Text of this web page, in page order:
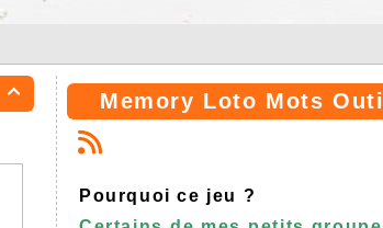
 Memory Loto Mots
Pourquoi ce jeu ?